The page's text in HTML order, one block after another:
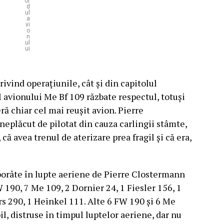
d
ul
a
vi
o
n
ul
ui
operațiunile, cât și din capitolul
Me Bf 109 răzbate respectul, totuși
chiar cel mai reușit avion. Pierre
de pilotat din cauza carlingii stâmte,
avea trenul de aterizare prea fragil și că era,
în lupte aeriene de Pierre Clostermann
7 Me 109, 2 Dornier 24, 1 Fiesler 156, 1
290, 1 Heinkel 111. Alte 6 FW 190 și 6 Me
distruse în timpul luptelor aeriene, dar nu